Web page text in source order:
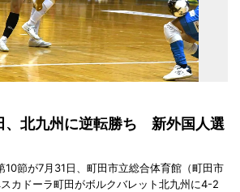
、北九州に逆転勝ち 新外国人選
10節が7月31日、町田市立総合体育館（町田市
カドーラ町田がボルクバレット北九州に4-2